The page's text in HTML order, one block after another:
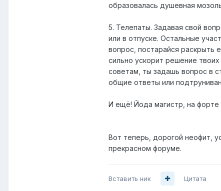
образовалась душевная
5. Телепаты. Задавая свой
или в отпуске. Остальные
вопрос, постарайся раскрыть
сильно ускорит решение
советам, ты задашь вопрос в
общие ответы или
И ещё! Йода магистр, на форте
Вот теперь, дорогой неофит,
прекрасном форуме.
Вставить ник Цитата